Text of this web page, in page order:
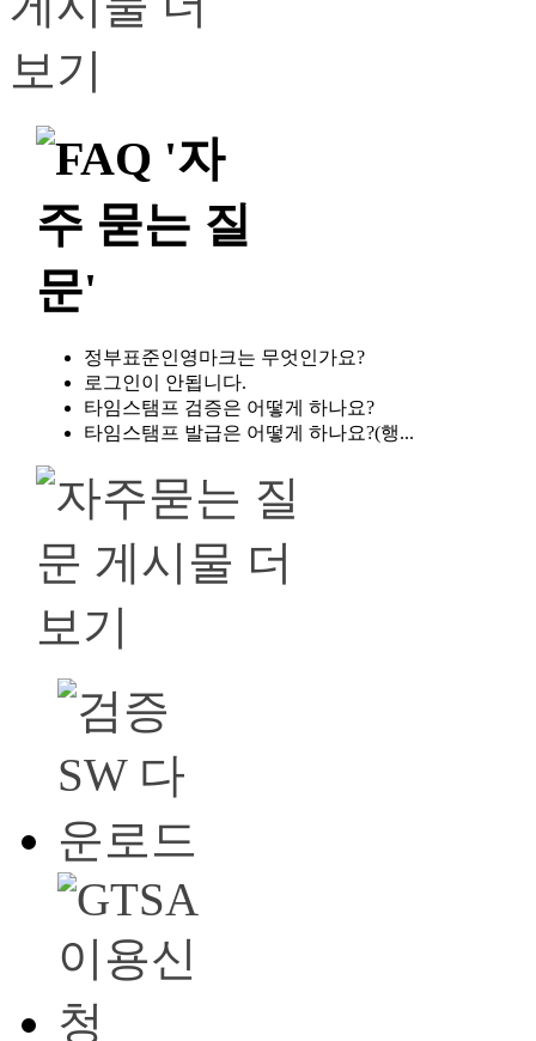
정부표준인영마크는 무엇인가요?
로그인이 안됩니다.
타임스탬프 검증은 어떻게 하나요?
타임스탬프 발급은 어떻게 하나요?(행...